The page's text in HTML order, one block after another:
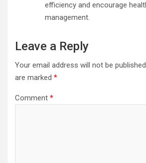
efficiency and encourage
management.
Leave a Reply
Your email address will not be
are marked *
Comment *